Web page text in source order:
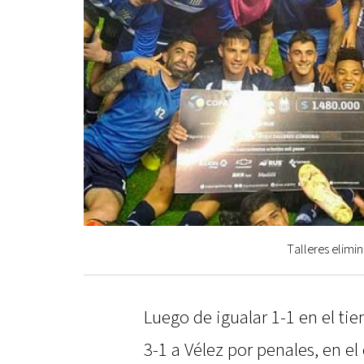
Talleres
Luego de igualar 1-1 en el
3-1 a Vélez por penales, en